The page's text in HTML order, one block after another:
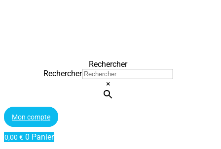
Rechercher
Rechercher
×
Mon compte
0,00 € 0 Panier